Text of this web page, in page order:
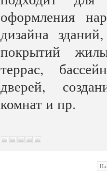
оформления
дизайна
покрытий
террас,
дверей,
комнат и пр.